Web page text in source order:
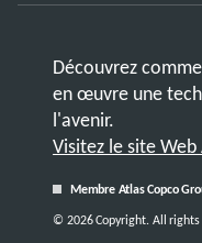
Découvrez
en œuvre une
l'avenir.
Visitez le site
Membre Atlas Copco
© 2026 Copyright. All rights